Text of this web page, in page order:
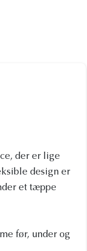
der er lige
design er
et tæppe
før, under og